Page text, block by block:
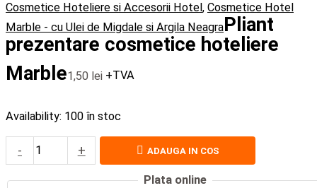
Cosmetice Hoteliere si Accesorii Hotel , Cosmetice Hotel
Marble - cu Ulei de Migdale si Argila NeagraPliant
prezentare cosmetice hoteliere
Marble1,50 lei +TVA
Availability: 100 în stoc
- + ADAUGA IN COS
Plata online